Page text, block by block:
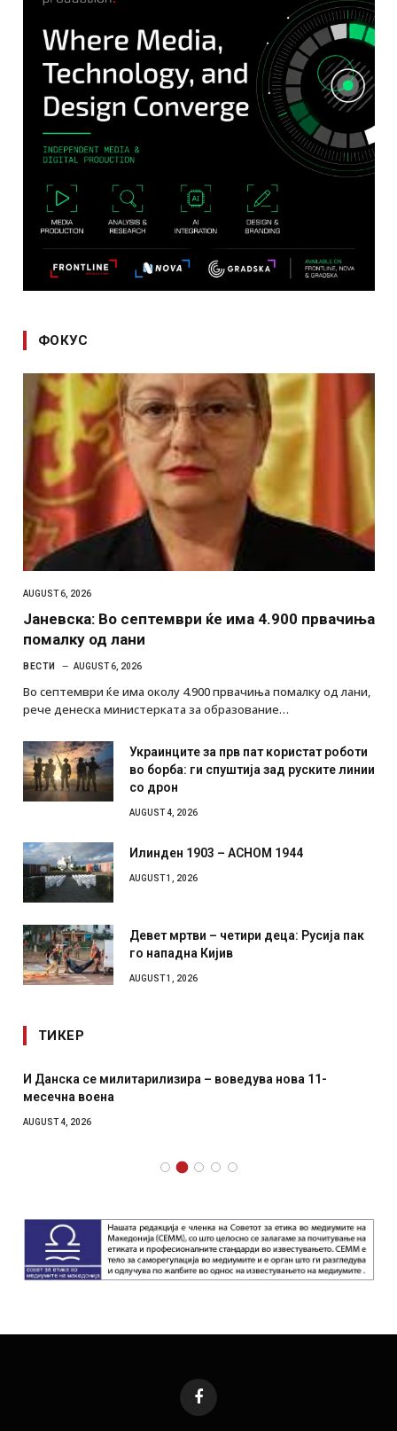
ФОКУС
AUGUST 6, 2026
Јаневска: Во септември ќе има 4.900 првачиња
помалку од лани
ВЕСТИ AUGUST 6, 2026
Во септември ќе има околу 4.900 првачиња помалку од лани,
рече денеска министерката за образование…
Украинците за прв пат користат роботи
во борба: ги спуштија зад руските линии
со дрон
AUGUST 4, 2026
Илинден 1903 – АСНОМ 1944
AUGUST 1, 2026
Девет мртви – четири деца: Русија пак
го нападна Кијив
AUGUST 1, 2026
ТИКЕР
И Данска се милитарилизира – воведува нова 11-
месечна воена
AUGUST 4, 2026
Facebook